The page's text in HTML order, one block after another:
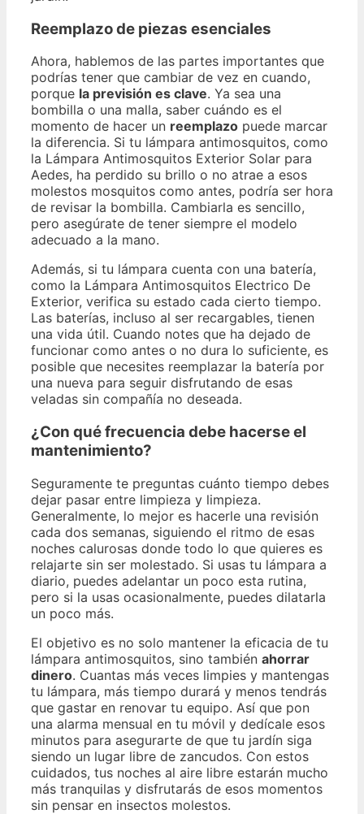
Reemplazo de piezas esenciales
Ahora, hablemos de las partes importantes que
podrías tener que cambiar de vez en cuando,
porque la previsión es clave. Ya sea una
bombilla o una malla, saber cuándo es el
momento de hacer un reemplazo puede marcar
la diferencia. Si tu lámpara antimosquitos, como
la Lámpara Antimosquitos Exterior Solar para
Aedes, ha perdido su brillo o no atrae a esos
molestos mosquitos como antes, podría ser hora
de revisar la bombilla. Cambiarla es sencillo,
pero asegúrate de tener siempre el modelo
adecuado a la mano.
Además, si tu lámpara cuenta con una batería,
como la Lámpara Antimosquitos Electrico De
Exterior, verifica su estado cada cierto tiempo.
Las baterías, incluso al ser recargables, tienen
una vida útil. Cuando notes que ha dejado de
funcionar como antes o no dura lo suficiente, es
posible que necesites reemplazar la batería por
una nueva para seguir disfrutando de esas
veladas sin compañía no deseada.
¿Con qué frecuencia debe hacerse el
mantenimiento?
Seguramente te preguntas cuánto tiempo debes
dejar pasar entre limpieza y limpieza.
Generalmente, lo mejor es hacerle una revisión
cada dos semanas, siguiendo el ritmo de esas
noches calurosas donde todo lo que quieres es
relajarte sin ser molestado. Si usas tu lámpara a
diario, puedes adelantar un poco esta rutina,
pero si la usas ocasionalmente, puedes dilatarla
un poco más.
El objetivo es no solo mantener la eficacia de tu
lámpara antimosquitos, sino también ahorrar
dinero. Cuantas más veces limpies y mantengas
tu lámpara, más tiempo durará y menos tendrás
que gastar en renovar tu equipo. Así que pon
una alarma mensual en tu móvil y dedícale esos
minutos para asegurarte de que tu jardín siga
siendo un lugar libre de zancudos. Con estos
cuidados, tus noches al aire libre estarán mucho
más tranquilas y disfrutarás de esos momentos
sin pensar en insectos molestos.